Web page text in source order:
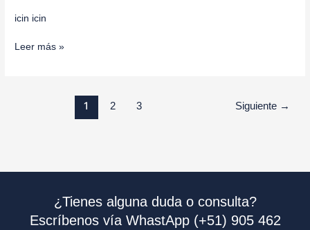
icin icin
Leer más »
1 2 3 Siguiente →
¿Tienes alguna duda o consulta?
Escríbenos vía WhastApp (+51) 905 462